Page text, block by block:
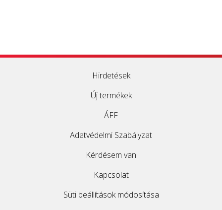
Hirdetések
Új termékek
ÁFF
Adatvédelmi Szabályzat
Kérdésem van
Kapcsolat
Süti beállítások módosítása